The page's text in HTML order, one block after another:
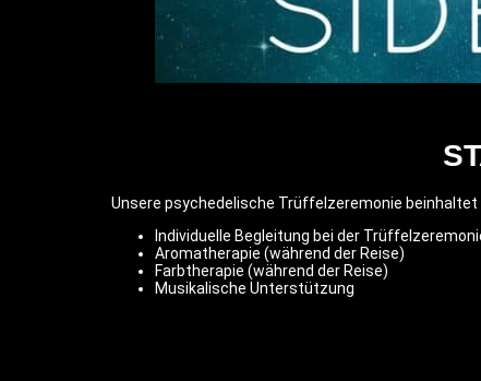
Unsere psychedelische Trüffelzeremonie
Individuelle Begleitung bei der
Aromatherapie (während der Reise)
Farbtherapie (während der Reise)
Musikalische Unterstützung